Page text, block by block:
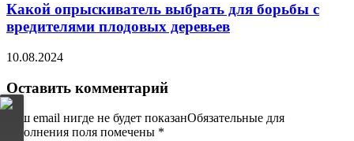
Какой опрыскиватель выбрать для борьбы с
вредителями плодовых деревьев
10.08.2024
Оставить комментарий
Ваш email нигде не будет показанОбязательные для
заполнения поля помечены *